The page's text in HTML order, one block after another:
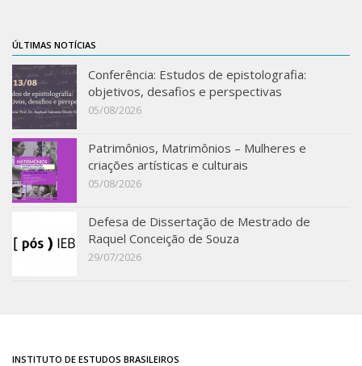
Xilogoritmo
Slam de Corda
Wikimedia e Wikidata
LABIEB
Sobre o LABIEB
Convenios
Núcleos de Atividades
Graduação
ÚLTIMAS NOTÍCIAS
Conferência: Estudos de epistolografia:
objetivos, desafios e perspectivas
05/08/2026
Patrimônios, Matrimônios – Mulheres e
criações artísticas e culturais
05/08/2026
Defesa de Dissertação de Mestrado de
Raquel Conceição de Souza
29/07/2026
INSTITUTO DE ESTUDOS BRASILEIROS